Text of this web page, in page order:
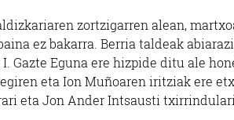
zortzigarren alean,
ez bakarra. Berria taldeak
I. Gazte Eguna ere hizpide ditu ale
eta Ion Muñoaren iritziak ere
eta Jon Ander Intsausti